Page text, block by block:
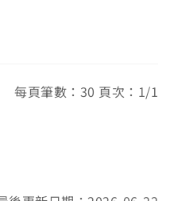
每頁筆數：30 頁次：1/1